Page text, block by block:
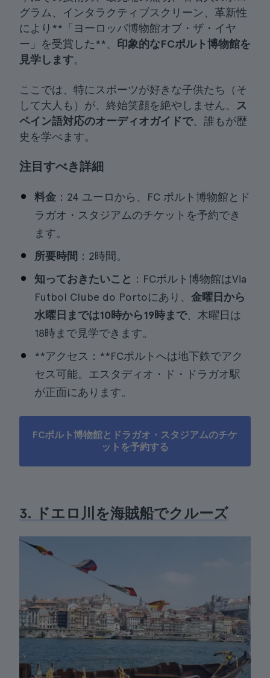
グラム、インタラクティブスクリーン、革新性
により**「ヨーロッパ博物館オブ・ザ・イヤ
ー」を受賞した**、 印象的なFCポルト博物館を
見学します。
ここでは、特にスポーツが好きな子供たち（そ
して大人も）が、終始笑顔を絶やしません。 ス
ペイン語対応のオーディオガイドで、誰もが歴
史を学べます。
注目すべき詳細
料金 ：24 ユーロから、FC ポルト博物館とド
ラガオ・スタジアムのチケットを予約でき
ます。
所要時間 ：2時間。
知っておきたいこと ：FCポルト博物館はVia
Futbol Clube do Portoにあり、 金曜日から
水曜日までは10時から19時まで、木曜日は
18時まで見学できます。
**アクセス：**FCポルトへは地下鉄でアク
セス可能。エスタディオ・ド・ドラガオ駅
が正面にあります。
FCポルト博物館とドラガオ・スタジアムのチケ
ットを予約する
3. ドエロ川を海賊船でクルーズ